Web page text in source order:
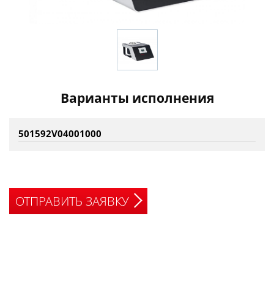
Варианты исполнения
501592V04001000
ОТПРАВИТЬ ЗАЯВКУ